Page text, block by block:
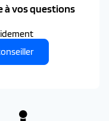
à vos questions